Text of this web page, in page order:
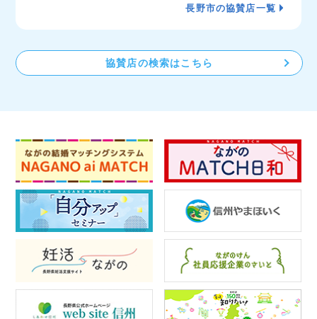
長野市の協賛店一覧
協賛店の検索はこちら